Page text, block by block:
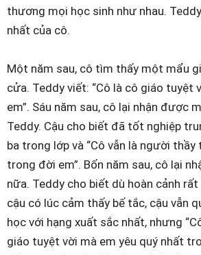
thương mọi học sinh như nhau.
nhất của cô.
Một năm sau, cô tìm thấy một mẩu
cửa. Teddy viết: “Cô là cô giáo tuyệt
em”. Sáu năm sau, cô lại nhận được
Teddy. Cậu cho biết đã tốt nghiệp
ba trong lớp và “Cô vẫn là người
trong đời em”. Bốn năm sau, cô lại
nữa. Teddy cho biết dù hoàn cảnh rất
cậu có lúc cảm thấy bế tắc, cậu vẫn
học với hạng xuất sắc nhất, nhưng
giáo tuyệt vời mà em yêu quý nhất